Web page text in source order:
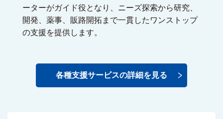
ーターがガイド役となり、ニーズ探索から研究、
開発、薬事、販路開拓まで一貫したワンストップ
の支援を提供します。
各種支援サービスの詳細を見る